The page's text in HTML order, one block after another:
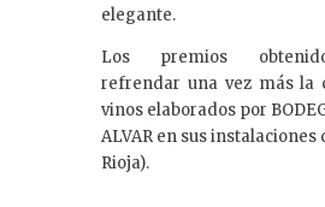
elegante.
Los premios
refrendar una vez más la
vinos elaborados por
ALVAR en sus instalaciones
Rioja).